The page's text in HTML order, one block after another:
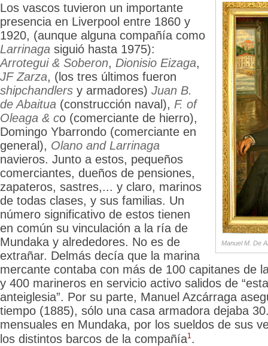
Manuel M. De
Los vascos tuvieron un importante
presencia en Liverpool entre 1860 y
1920, (aunque alguna compañía como
Larrinaga siguió hasta 1975):
Arrotegui & Soberon, Dionisio Eizaga,
JF Zarza, (los tres últimos fueron
shipchandlers y armadores) Juan B.
de Abaitua (construcción naval), F. of
Oleaga & co (comerciante de hierro),
Domingo Ybarrondo (comerciante en
general), Olano and Larrinaga
navieros. Junto a estos, pequeños
comerciantes, dueños de pensiones,
zapateros, sastres,... y claro, marinos
de todas clases, y sus familias. Un
número significativo de estos tienen
en común su vinculación a la ría de
Mundaka y alrededores. No es de
extrañar. Delmás decía que la marina
mercante contaba con más de 100 capitanes de
y 400 marineros en servicio activo salidos de
anteiglesia”. Por su parte, Manuel Azcárraga
tiempo (1885), sólo una casa armadora dejaba
mensuales en Mundaka, por los sueldos de sus
los distintos barcos de la compañía1